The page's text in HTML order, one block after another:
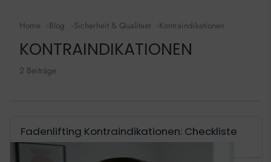
Home Blog Sicherheit & Qualitaet Kontraindikationen
KONTRAINDIKATIONEN
2 Beiträge
Fadenlifting Kontraindikationen: Checkliste